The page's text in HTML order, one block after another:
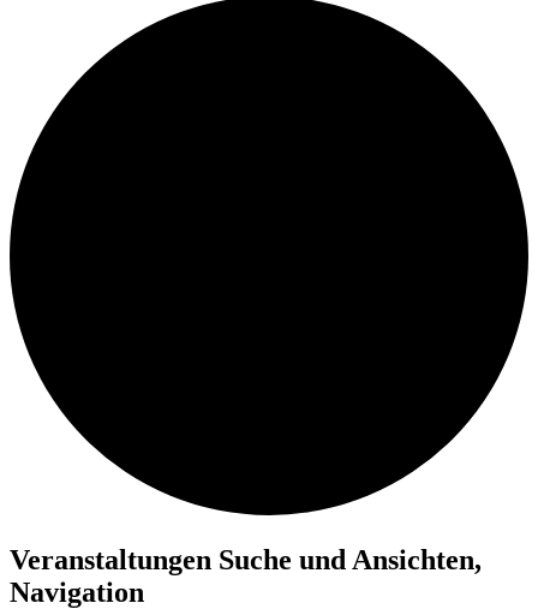
Veranstaltungen
Veranstaltungen Suche und Ansichten,
Navigation